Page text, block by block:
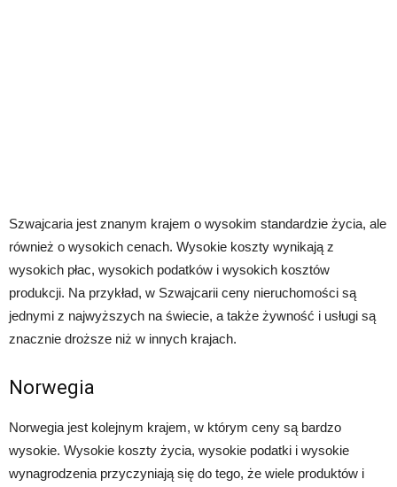
Szwajcaria jest znanym krajem o wysokim standardzie życia, ale
również o wysokich cenach. Wysokie koszty wynikają z
wysokich płac, wysokich podatków i wysokich kosztów
produkcji. Na przykład, w Szwajcarii ceny nieruchomości są
jednymi z najwyższych na świecie, a także żywność i usługi są
znacznie droższe niż w innych krajach.
Norwegia
Norwegia jest kolejnym krajem, w którym ceny są bardzo
wysokie. Wysokie koszty życia, wysokie podatki i wysokie
wynagrodzenia przyczyniają się do tego, że wiele produktów i